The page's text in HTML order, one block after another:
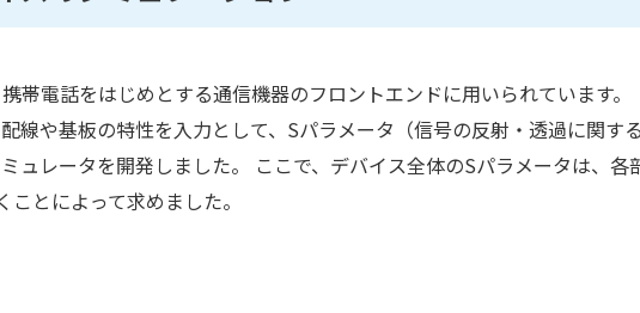
帯電話をはじめとする通信機器のフロントエンドに用いられています。
線や基板の特性を入力として、Sパラメータ（信号の反射・透過に関す
ュレータを開発しました。 ここで、デバイス全体のSパラメータは、各
とによって求めました。